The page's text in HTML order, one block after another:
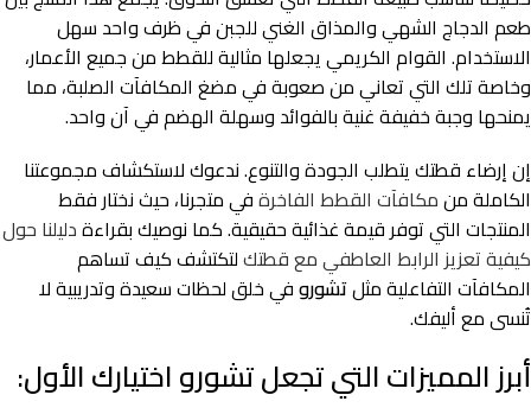
طعم الدجاج الشهي والمذاق الغني للجبن في ظرف واحد سهل
الاستخدام. القوام الكريمي يجعلها مثالية للقطط من جميع الأعمار،
وخاصة تلك التي تعاني من صعوبة في مضغ المكافآت الصلبة، مما
يمنحها وجبة خفيفة غنية بالفوائد وسهلة الهضم في آن واحد.
إن إرضاء قطتك يتطلب الجودة والتنوع. ندعوك لاستكشاف مجموعتنا
الكاملة منمكافآت القطط الفاخرةفي متجرنا، حيث نختار فقط
المنتجات التي توفر قيمة غذائية حقيقية. كما نوصيك بقراءةدليلنا حول
كيفية تعزيز الرابط العاطفي مع قطتكلتكتشف كيف تساهم
المكافآت التفاعلية مثلتشوروفي خلق لحظات سعيدة وتدريبية لا
تُنسى مع أليفك.
أبرز المميزات التي تجعل تشورو اختيارك الأول: